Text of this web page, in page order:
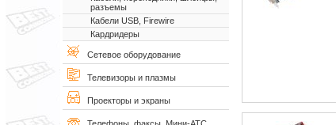
разъемы
Кабели USB, Firewire
Кардридеры
Сетевое оборудование
Телевизоры и плазмы
Проекторы и экраны